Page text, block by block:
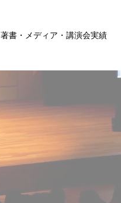
著書・メディア・講演会実績